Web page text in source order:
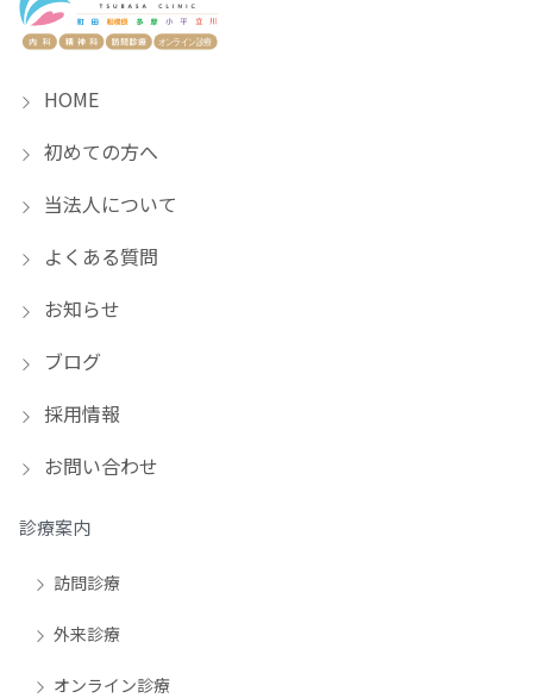
HOME
初めての方へ
当法人について
よくある質問
お知らせ
ブログ
採用情報
お問い合わせ
診療案内
訪問診療
外来診療
オンライン診療